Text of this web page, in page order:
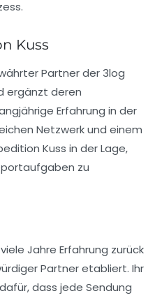
Kuss
Partner der 3log
ergänzt deren
Erfahrung in der
Netzwerk und einem
Kuss in der Lage,
zu
Jahre Erfahrung zurück
Partner etabliert. Ihr
dass jede Sendung